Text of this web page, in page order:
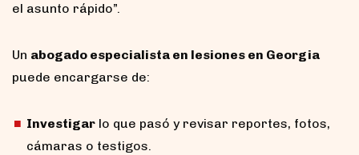
el asunto rápido”.
Un abogado especialista en lesiones en Georgia
puede encargarse de:
Investigar lo que pasó y revisar reportes, fotos,
cámaras o testigos.